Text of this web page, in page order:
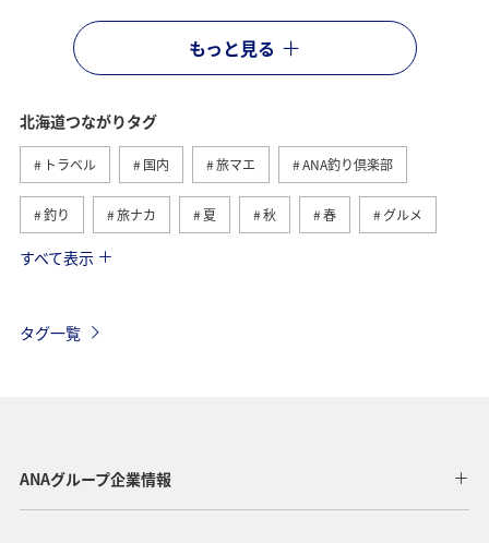
もっと見る
北海道つながりタグ
トラベル 国内 旅マエ ANA釣り倶楽部
釣り 旅ナカ 夏 秋 春 グルメ
湖 トラウト
秋田県 神奈川県 青森県 釧路 東北海道
すべて表示
タグ一覧
ANAグループ企業情報